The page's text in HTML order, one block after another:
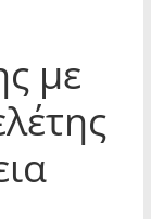
με